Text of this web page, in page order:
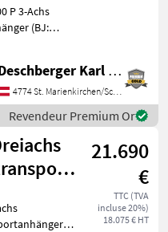
P 3-Achs
(BJ:
inkl.
ca. 9.000
Deschberger Karl Landtechnik GesmbH & Co KG
4774 St. Marienkirchen/Schärding
Revendeur Premium Or
21.690
€
TTC (TVA
incluse 20%)
18.075 € HT